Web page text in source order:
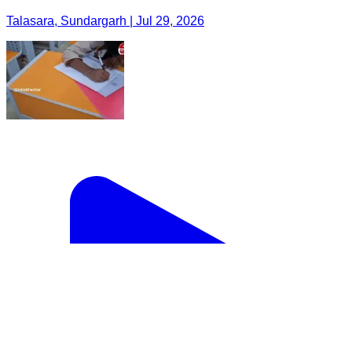
Talasara, Sundargarh | Jul 29, 2026